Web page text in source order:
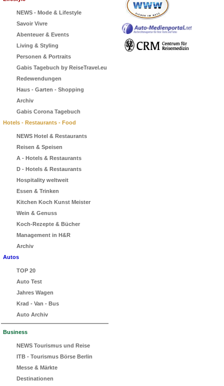
NEWS - Mode & Lifestyle
Savoir Vivre
Abenteuer & Events
Living & Styling
Personen & Portraits
Gabis Tagebuch by ReiseTravel.eu
Redewendungen
Haus - Garten - Shopping
Archiv
Gabis Corona Tagebuch
Hotels - Restaurants - Food
NEWS Hotel & Restaurants
Reisen & Speisen
A - Hotels & Restaurants
D - Hotels & Restaurants
Hospitality weltweit
Essen & Trinken
Kitchen Koch Kunst Meister
Wein & Genuss
Koch-Rezepte & Bücher
Management in H&R
Archiv
Autos
TOP 20
Auto Test
Jahres Wagen
Krad - Van - Bus
Auto Archiv
Business
NEWS Tourismus und Reise
ITB - Tourismus Börse Berlin
Messe & Märkte
Destinationen